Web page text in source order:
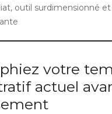
outil surdimensionné
votre
actuel